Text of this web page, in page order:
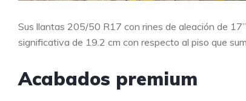
Sus llantas 205/50 R17 con rines de aleación de
significativa de 19.2 cm con respecto al piso que
Acabados premium